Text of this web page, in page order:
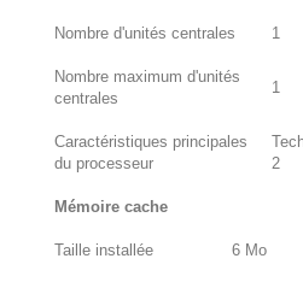
Nombre d'unités centrales 1
Nombre maximum d'unités
centrales
1
Caractéristiques principales
du processeur
2
Mémoire cache
Taille installée 6 Mo